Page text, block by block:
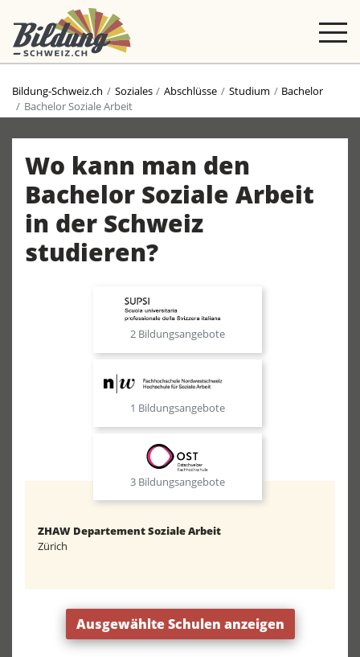
Bildung-Schweiz.ch Soziales Abschlüsse Studium
Bachelor
Bachelor Soziale Arbeit
Wo kann man den
Bachelor Soziale Arbeit
in der Schweiz
studieren?
2 Bildungsangebote
1 Bildungsangebote
3 Bildungsangebote
ZHAW Departement Soziale Arbeit
Zürich
Ausgewählte Schulen anzeigen